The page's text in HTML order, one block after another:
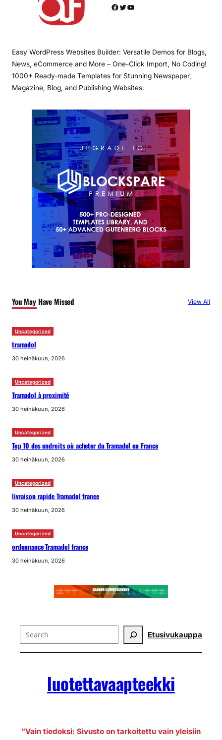
Facebook Twitter YouTube
Easy WordPress Websites Builder: Versatile Demos for Blogs,
News, eCommerce and More – One-Click Import, No Coding!
1000+ Ready-made Templates for Stunning Newspaper,
Magazine, Blog, and Publishing Websites.
You May Have Missed View All
Uncategorized
tramadol
30 heinäkuun, 2026
Uncategorized
Tramadol à proximité
30 heinäkuun, 2026
Uncategorized
Top 10 des endroits où acheter du Tramadol en France
30 heinäkuun, 2026
Uncategorized
livraison rapide Tramadol france
30 heinäkuun, 2026
Uncategorized
ordonnance Tramadol france
30 heinäkuun, 2026
Search Etusivukauppa
luotettavaapteekki
”Vain tiedoksi: Sivusto on tarkoitettu vain yleisiin